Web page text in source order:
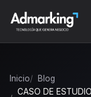
Inicio
Blog
CASO DE